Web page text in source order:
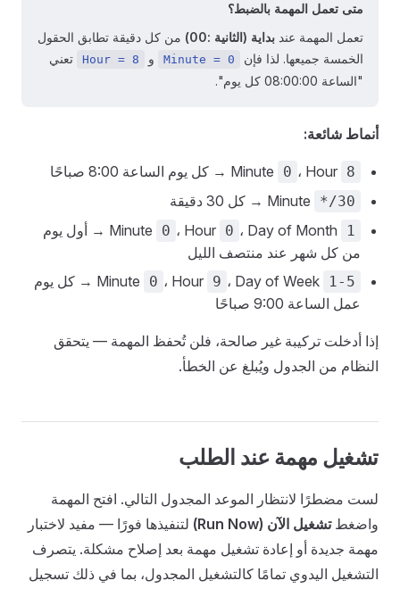
متى تعمل المهمة بالضبط؟
تعمل المهمة عند بداية (الثانية :00)
من كل دقيقة تطابق الحقول
الخمسة جميعها. لذا فإن
Minute = 0 و Hour = 8
تعني
"الساعة 08:00:00 كل يوم".
أنماط شائعة:
Minute 0 ، Hour 8
→ كل يوم الساعة 8:00 صباحًا
Minute
*/30
→ كل 30 دقيقة
Minute
0 ، Hour 0 ، Day of Month 1
→ أول يوم
من كل شهر عند منتصف الليل
Minute
0 ، Hour 9 ، Day of Week 1-5
→ كل يوم
عمل الساعة 9:00 صباحًا
إذا أدخلت تركيبة غير صالحة، فلن تُحفظ المهمة — يتحقق
النظام من الجدول ويُبلغ عن الخطأ.
تشغيل مهمة عند الطلب
لست مضطرًا لانتظار الموعد المجدول التالي. افتح المهمة
واضغطتشغيل الآن (Run Now)
لتنفيذها فورًا — مفيد لاختبار
مهمة جديدة أو إعادة تشغيل مهمة بعد إصلاح مشكلة. يتصرف
التشغيل اليدوي تمامًا كالتشغيل المجدول، بما في ذلك تسجيل